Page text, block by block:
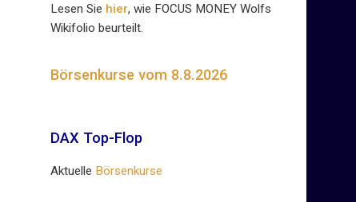
Lesen Sie hier, wie FOCUS MONEY Wolfs
Wikifolio beurteilt.
Börsenkurse vom 8.8.2026
DAX Top-Flop
Aktuelle Börsenkurse